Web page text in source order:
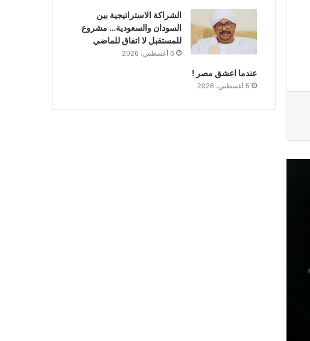
الشراكة الاستراتيجية بين
السودان والسعودية… مشروع
للمستقبل لا اتفاق للماضي
6 أغسطس، 2026
عندما اعشق مصر !
5 أغسطس، 2026